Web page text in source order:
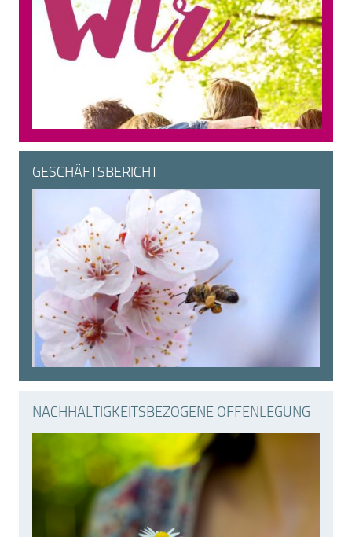
GESCHÄFTSBERICHT
NACHHALTIGKEITS­BEZOGENE OFFENLEGUNG